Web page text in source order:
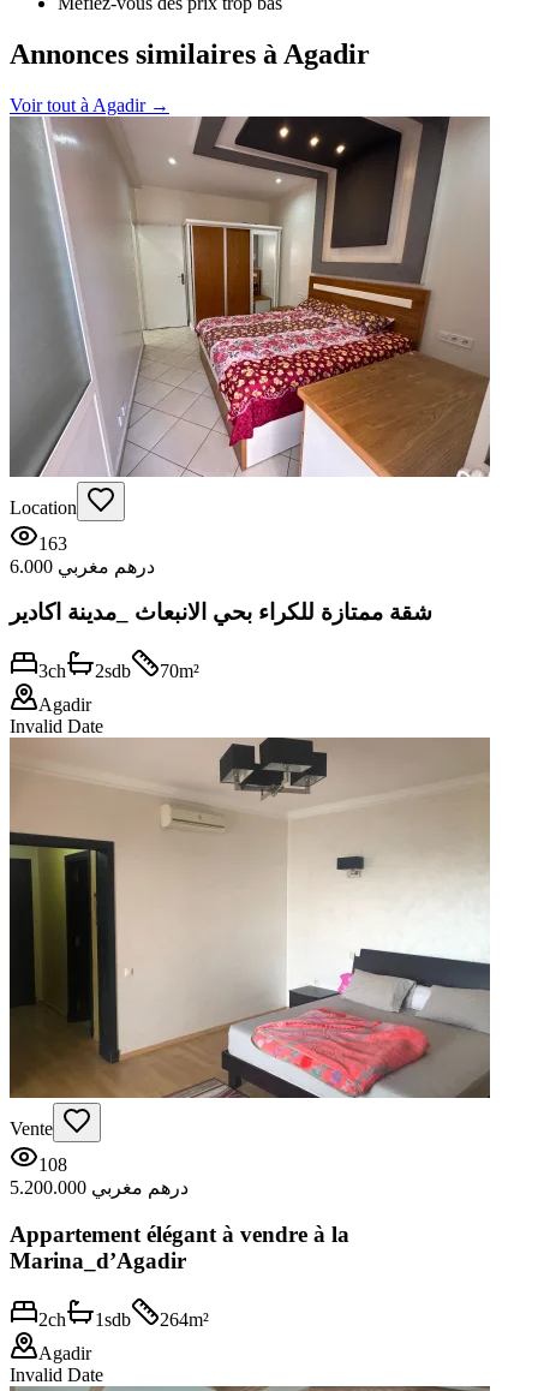
Annonces similaires à Agadir
Voir tout à Agadir→
Location
163
6.000 درهم مغربي
شقة ممتازة للكراء بحي الانبعاث _مدينة اكادير
3ch 2sdb 70m²
Agadir
Invalid Date
Vente
108
5.200.000 درهم مغربي
Appartement élégant à vendre à la
Marina_d’Agadir
2ch 1sdb 264m²
Agadir
Invalid Date